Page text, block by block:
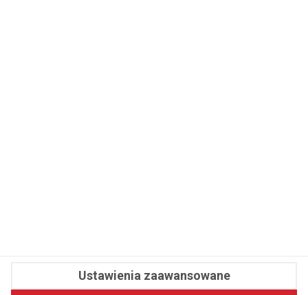
Fit.pl © 2026 Wszystkie prawa zastrzeżone.
Pawelec.info
Ustawienia zaawansowane